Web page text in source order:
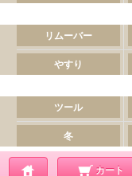
カート